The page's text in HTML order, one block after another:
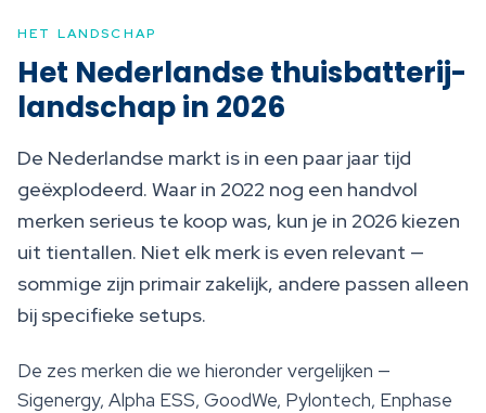
HET LANDSCHAP
Het Nederlandse thuisbatterij-
landschap in 2026
De Nederlandse markt is in een paar jaar tijd
geëxplodeerd. Waar in 2022 nog een handvol
merken serieus te koop was, kun je in 2026 kiezen
uit tientallen. Niet elk merk is even relevant —
sommige zijn primair zakelijk, andere passen alleen
bij specifieke setups.
De zes merken die we hieronder vergelijken —
Sigenergy, Alpha ESS, GoodWe, Pylontech, Enphase